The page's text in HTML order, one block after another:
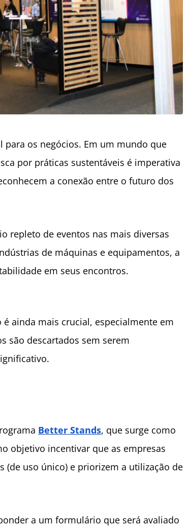
os negócios. Em um mundo que
por práticas sustentáveis é imperativa
a conexão entre o futuro dos
repleto de eventos nas mais diversas
de máquinas e equipamentos, a
em seus encontros.
ainda mais crucial, especialmente em
são descartados sem serem
Better Stands, que surge como
objetivo incentivar que as empresas
(de uso único) ​​e priorizem a utilização de
a um formulário que será avaliado